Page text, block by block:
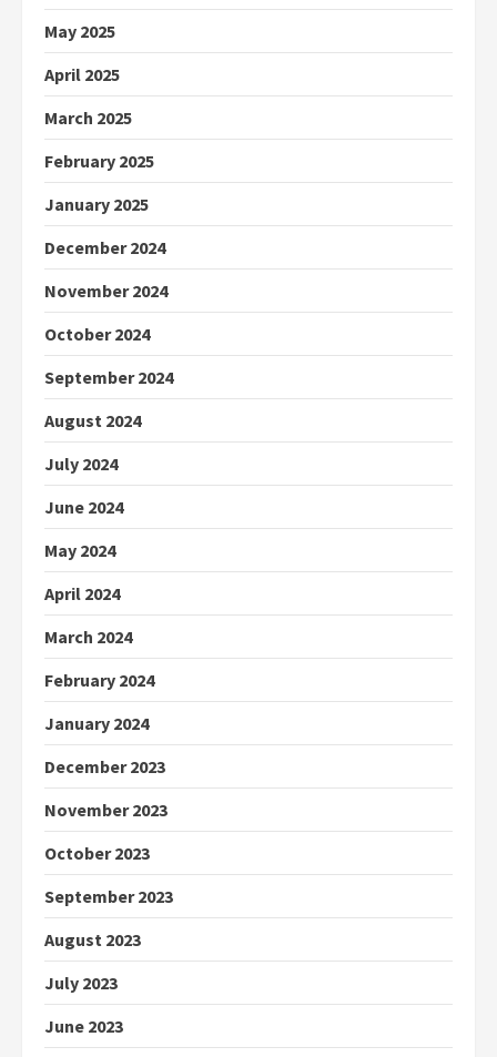
May 2025
April 2025
March 2025
February 2025
January 2025
December 2024
November 2024
October 2024
September 2024
August 2024
July 2024
June 2024
May 2024
April 2024
March 2024
February 2024
January 2024
December 2023
November 2023
October 2023
September 2023
August 2023
July 2023
June 2023